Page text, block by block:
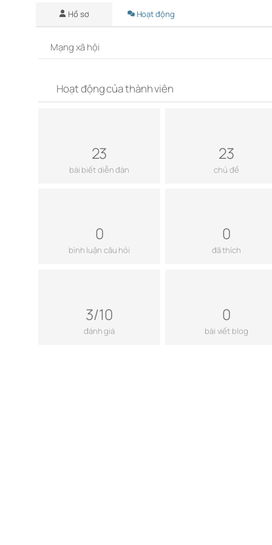
Hồ sơ Hoạt động
Mạng xã hội
Hoạt động của thành viên
23
bài biết diễn đàn
23
chủ đề
0
bình luận câu hỏi
0
đã thích
3/10
đánh giá
0
bài viết blog